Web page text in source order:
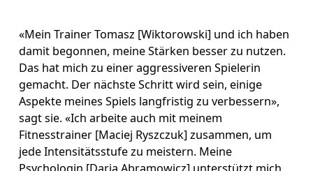
«Mein Trainer Tomasz [Wiktorowski] und ich haben
damit begonnen, meine Stärken besser zu nutzen.
Das hat mich zu einer aggressiveren Spielerin
gemacht. Der nächste Schritt wird sein, einige
Aspekte meines Spiels langfristig zu verbessern»,
sagt sie. «Ich arbeite auch mit meinem
Fitnesstrainer [Maciej Ryszczuk] zusammen, um
jede Intensitätsstufe zu meistern. Meine